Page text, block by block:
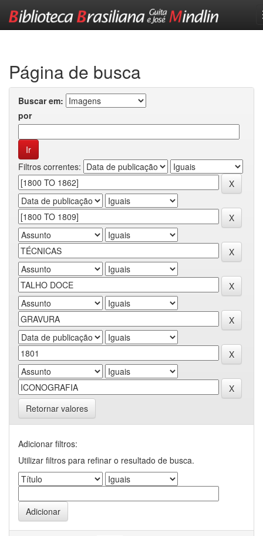
Página de busca
Buscar em:
por
Filtros correntes:
Retornar valores
Adicionar filtros:
Utilizar filtros para refinar o resultado de busca.